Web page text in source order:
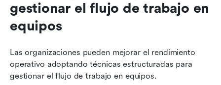
gestionar el flujo de trabajo en
equipos
Las organizaciones pueden mejorar el rendimiento
operativo adoptando técnicas estructuradas para
gestionar el flujo de trabajo en equipos.